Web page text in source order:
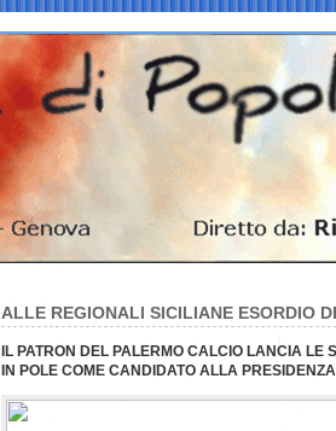
ALLE REGIONALI SICILIANE ESORDIO
IL PATRON DEL PALERMO CALCIO LANCIA
IN POLE COME CANDIDATO ALLA